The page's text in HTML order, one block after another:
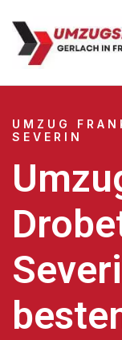
UMZUG
SEVERIN